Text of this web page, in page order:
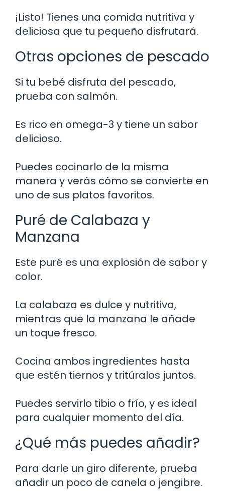
¡Listo! Tienes una comida nutritiva y
deliciosa que tu pequeño disfrutará.
Otras opciones de pescado
Si tu bebé disfruta del pescado,
prueba con salmón.
Es rico en omega-3 y tiene un sabor
delicioso.
Puedes cocinarlo de la misma
manera y verás cómo se convierte en
uno de sus platos favoritos.
Puré de Calabaza y
Manzana
Este puré es una explosión de sabor y
color.
La calabaza es dulce y nutritiva,
mientras que la manzana le añade
un toque fresco.
Cocina ambos ingredientes hasta
que estén tiernos y tritúralos juntos.
Puedes servirlo tibio o frío, y es ideal
para cualquier momento del día.
¿Qué más puedes añadir?
Para darle un giro diferente, prueba
añadir un poco de canela o jengibre.